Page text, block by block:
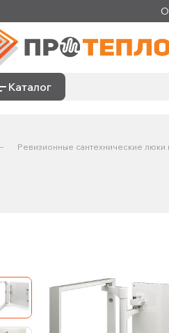
Каталог
Ревизионные сантехнические люки